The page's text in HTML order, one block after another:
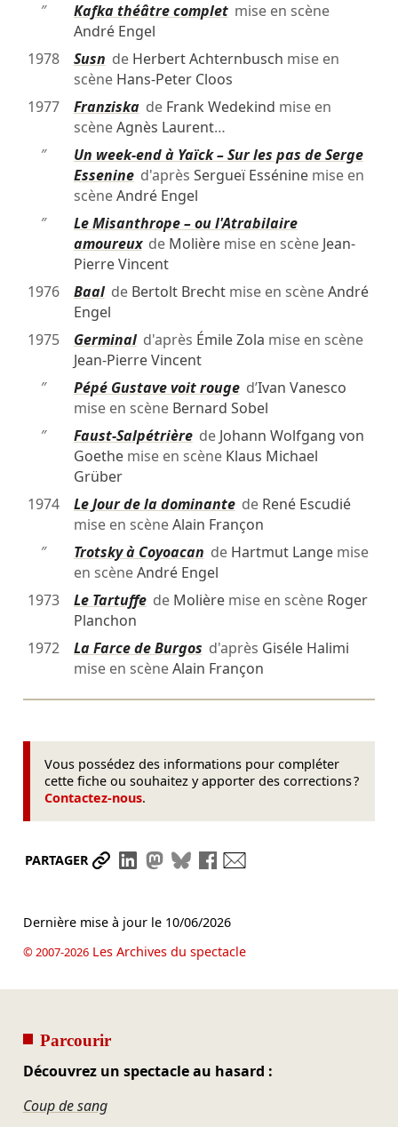
″
Kafka théâtre completmise en scène
André Engel
1978
Susn de Herbert Achternbusch mise en
scène Hans-Peter Cloos
1977
Franziskade Frank Wedekind mise en
scèneAgnès Laurent…
″
Un week-end à Yaïck – Sur les pas de Serge
Essenined'après Sergueï Esséninemise en
scèneAndré Engel
″
Le Misanthrope – ou l'Atrabilaire
amoureuxde Molièremise en scène Jean-
Pierre Vincent
1976
Baalde Bertolt Brechtmise en scèneAndré
Engel
1975
Germinald'après Émile Zola mise en scène
Jean-Pierre Vincent
″
Pépé Gustave voit rouged’Ivan Vanesco
mise en scène Bernard Sobel
″
Faust-Salpétrièrede Johann Wolfgang von
Goethemise en scène Klaus Michael
Grüber
1974
Le Jour de la dominantede René Escudié
mise en scèneAlain Françon
″
Trotsky à Coyoacan de Hartmut Langemise
en scèneAndré Engel
1973
Le Tartuffede Molièremise en scène Roger
Planchon
1972
La Farce de Burgos d'après Giséle Halimi
mise en scèneAlain Françon
Vous possédez des informations pour compléter
cette fiche ou souhaitez y apporter des corrections ?
Contactez-nous.
PARTAGER Partager le lien
Partager sur LinkedIn
Partager sur Mastodon
Partager sur Bluesky
Partager sur Facebook
Dernière mise à jour le 10/06/2026
© 2007-2026Les Archives du spectacle
Parcourir
Découvrez un spectacle au hasard :
Coup de sang